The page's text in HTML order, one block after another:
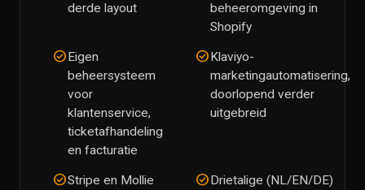
derde layout
beheeromgeving in
Shopify
check_circle Eigen
beheersysteem
voor
klantenservice,
ticketafhandeling
en facturatie
check_circle Klaviyo-
marketingautomatisering,
doorlopend verder
uitgebreid
check_circleStripe en Mollie
check_circle Drietalige (NL/EN/DE)